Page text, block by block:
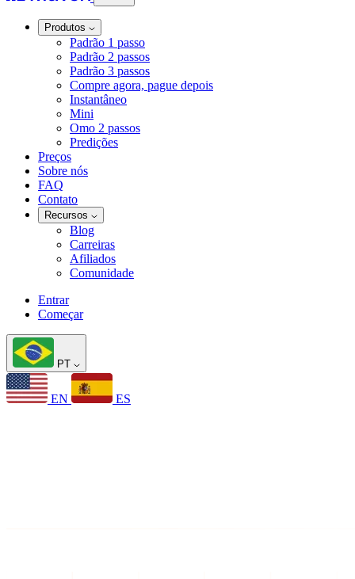
Produtos
Padrão 1 passo
Padrão 2 passos
Padrão 3 passos
Compre agora, pague depois
Instantâneo
Mini
Omo 2 passos
Predições
Preços
Sobre nós
FAQ
Contato
Recursos
Blog
Carreiras
Afiliados
Comunidade
Entrar
Começar
PT
EN ES